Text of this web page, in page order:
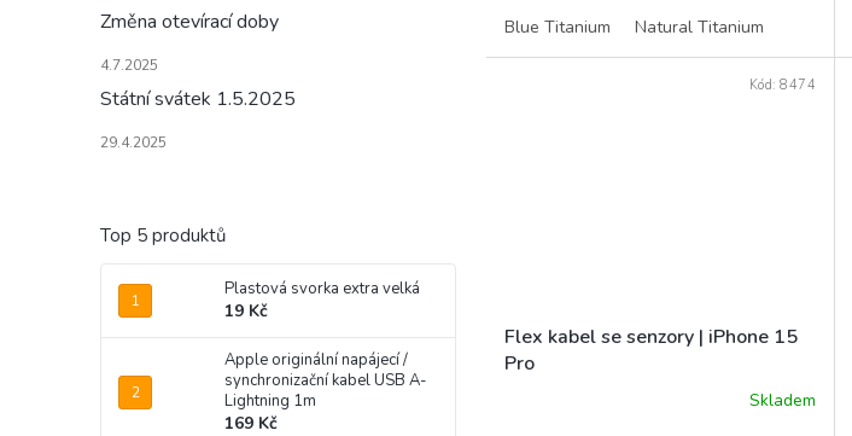
Změna otevírací doby
4.7.2025
Státní svátek 1.5.2025
29.4.2025
Top 5 produktů
Plastová svorka extra velká
19 Kč
Apple originální napájecí /
synchronizační kabel USB A-
Lightning 1m
169 Kč
Blue Titanium Natural Titanium
Flex kabel se senzory | iPhone 15
Pro
Skladem
Kód:8474